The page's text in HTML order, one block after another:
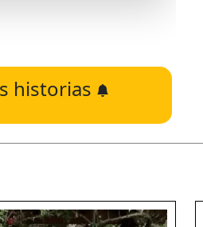
historias